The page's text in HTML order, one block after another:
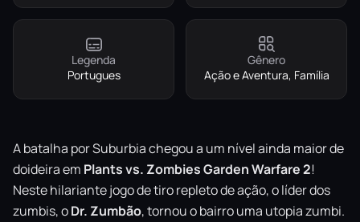
Legenda
Portugues
Gênero
Ação e Aventura, Família
A batalha por Suburbia chegou a um nível ainda maior de
doideira em Plants vs. Zombies Garden Warfare 2!
Neste hilariante jogo de tiro repleto de ação, o líder dos
zumbis, oDr. Zumbão, tornou o bairro uma utopia zumbi.